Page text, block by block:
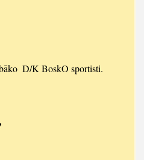
D/K BoskO sportisti.